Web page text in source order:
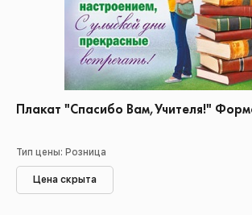
Плакат "Спасибо Вам,Учителя!"
Тип цены: Розница
Цена скрыта